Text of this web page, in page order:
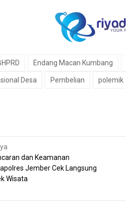
Endang Macan Kumbang
Desa Pembelian polemik
dan Keamanan
Jember Cek Langsung
Wisata